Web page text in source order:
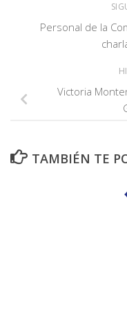
Personal de la
Victoria
TAMBIÉN TE